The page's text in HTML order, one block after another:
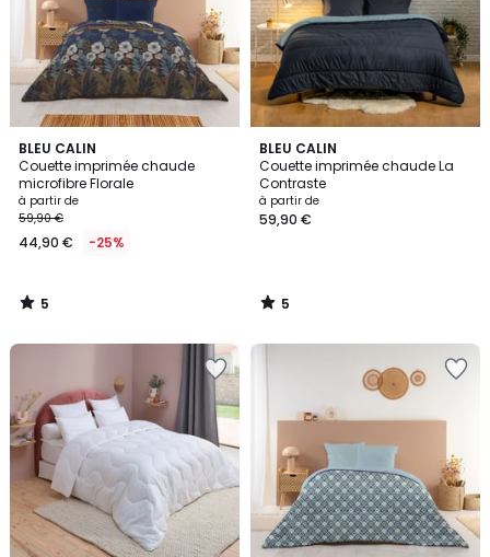
BLEU CALIN
Couette imprimée chaude
microfibre Florale
à partir de
59,90 €
44,90 € -25%
5
/
5
5
/
BLEU CALIN
Couette imprimée chaude La
Contraste
à partir de
59,90 €
5
/
5
5
/